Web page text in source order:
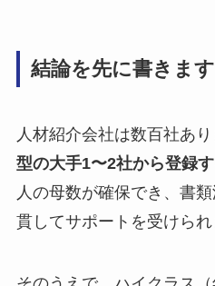
結論を先に書きます
人材紹介会社は数百社あ
型の大手1〜2社から登録
人の母数が確保でき、書
貫してサポートを受けられ